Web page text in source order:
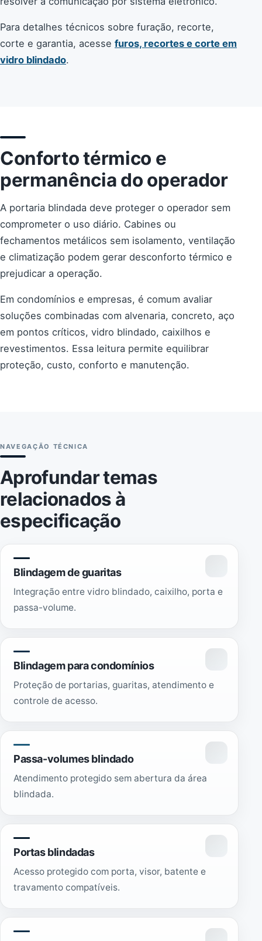
Para detalhes técnicos sobre furação, recorte,
corte e garantia, acesse furos, recortes e corte em
vidro blindado.
Conforto térmico e
permanência do operador
A portaria blindada deve proteger o operador sem
comprometer o uso diário. Cabines ou
fechamentos metálicos sem isolamento, ventilação
e climatização podem gerar desconforto térmico e
prejudicar a operação.
Em condomínios e empresas, é comum avaliar
soluções combinadas com alvenaria, concreto, aço
em pontos críticos, vidro blindado, caixilhos e
revestimentos. Essa leitura permite equilibrar
proteção, custo, conforto e manutenção.
NAVEGAÇÃO TÉCNICA
Aprofundar temas
relacionados à
especificação
Blindagem de guaritas
Integração entre vidro blindado, caixilho, porta e
passa-volume.
Blindagem para condomínios
Proteção de portarias, guaritas, atendimento e
controle de acesso.
Passa-volumes blindado
Atendimento protegido sem abertura da área
blindada.
Portas blindadas
Acesso protegido com porta, visor, batente e
travamento compatíveis.